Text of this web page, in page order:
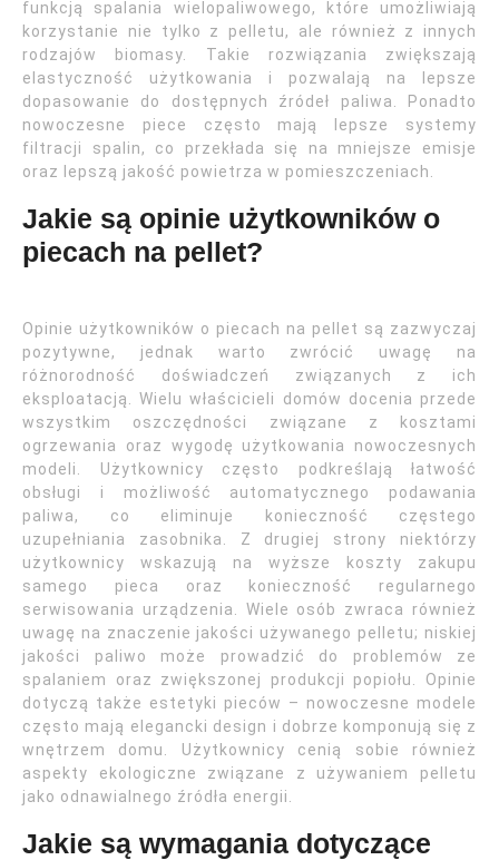
funkcją spalania wielopaliwowego, które umożliwiają
korzystanie nie tylko z pelletu, ale również z innych
rodzajów biomasy. Takie rozwiązania zwiększają
elastyczność użytkowania i pozwalają na lepsze
dopasowanie do dostępnych źródeł paliwa. Ponadto
nowoczesne piece często mają lepsze systemy
filtracji spalin, co przekłada się na mniejsze emisje
oraz lepszą jakość powietrza w pomieszczeniach.
Jakie są opinie użytkowników o
piecach na pellet?
Opinie użytkowników o piecach na pellet są zazwyczaj
pozytywne, jednak warto zwrócić uwagę na
różnorodność doświadczeń związanych z ich
eksploatacją. Wielu właścicieli domów docenia przede
wszystkim oszczędności związane z kosztami
ogrzewania oraz wygodę użytkowania nowoczesnych
modeli. Użytkownicy często podkreślają łatwość
obsługi i możliwość automatycznego podawania
paliwa, co eliminuje konieczność częstego
uzupełniania zasobnika. Z drugiej strony niektórzy
użytkownicy wskazują na wyższe koszty zakupu
samego pieca oraz konieczność regularnego
serwisowania urządzenia. Wiele osób zwraca również
uwagę na znaczenie jakości używanego pelletu; niskiej
jakości paliwo może prowadzić do problemów ze
spalaniem oraz zwiększonej produkcji popiołu. Opinie
dotyczą także estetyki pieców – nowoczesne modele
często mają elegancki design i dobrze komponują się z
wnętrzem domu. Użytkownicy cenią sobie również
aspekty ekologiczne związane z używaniem pelletu
jako odnawialnego źródła energii.
Jakie są wymagania dotyczące